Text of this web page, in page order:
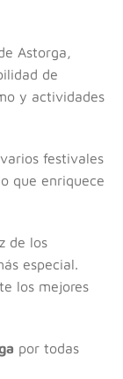
Astorga,
de
y actividades
festivales
que enriquece
de los
especial.
los mejores
por todas